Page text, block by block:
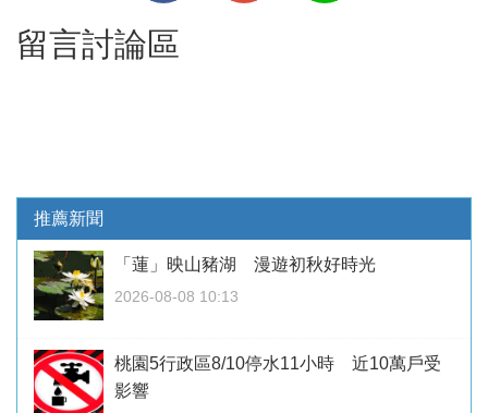
留言討論區
推薦新聞
「蓮」映山豬湖 漫遊初秋好時光
2026-08-08 10:13
桃園5行政區8/10停水11小時 近10萬戶受
影響